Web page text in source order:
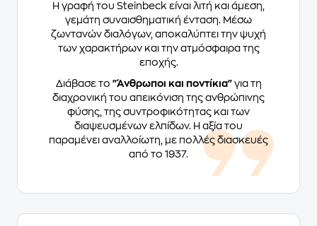
Η γραφή του Steinbeck είναι λιτή και άμεση,
γεμάτη συναισθηματική ένταση. Μέσω
ζωντανών διαλόγων, αποκαλύπτει την ψυχή
των χαρακτήρων και την ατμόσφαιρα της
εποχής.
Διάβασε το "Άνθρωποι και ποντίκια"για τη
διαχρονική του απεικόνιση της ανθρώπινης
φύσης, της συντροφικότητας και των
διαψευσμένων ελπίδων. Η αξία του
παραμένει αναλλοίωτη, με πολλές διασκευές
από το 1937.